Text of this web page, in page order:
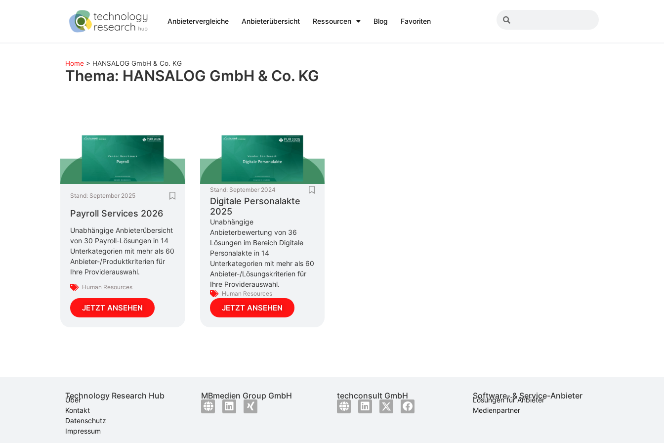
Anbietervergleiche Anbieterübersicht Ressourcen Blog Favoriten
Home > HANSALOG GmbH & Co. KG
Thema: HANSALOG GmbH & Co. KG
Stand: September 2025
Payroll Services 2026
Unabhängige Anbieterübersicht
von 30 Payroll-Lösungen in 14
Unterkategorien mit mehr als 60
Anbieter-/Produktkriterien für
Ihre Providerauswahl.
Human Resources
JETZT ANSEHEN
Stand: September 2024
Digitale Personalakte
2025
Unabhängige
Anbieterbewertung von 36
Lösungen im Bereich Digitale
Personalakte in 14
Unterkategorien mit mehr als 60
Anbieter-/Lösungskriterien für
Ihre Providerauswahl.
Human Resources
JETZT ANSEHEN
Technology Research Hub
Über
Kontakt
Datenschutz
Impressum
MBmedien Group GmbH techconsult GmbH Software- & Service-Anbieter
Lösungen für Anbieter
Medienpartner